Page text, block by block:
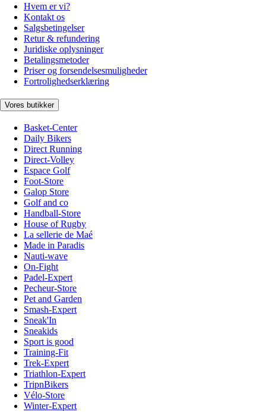
Hvem er vi?
Kontakt os
Salgsbetingelser
Retur & refundering
Juridiske oplysninger
Betalingsmetoder
Priser og forsendelsesmuligheder
Fortrolighedserklæring
Vores butikker
Basket-Center
Daily Bikers
Direct Running
Direct-Volley
Espace Golf
Foot-Store
Galop Store
Golf and co
Handball-Store
House of Rugby
La sellerie de Maé
Made in Paradis
Nauti-wave
On-Fight
Padel-Expert
Pecheur-Store
Pet and Garden
Smash-Expert
Sneak'In
Sneakids
Sport is good
Training-Fit
Trek-Expert
Triathlon-Expert
TripnBikers
Vélo-Store
Winter-Expert